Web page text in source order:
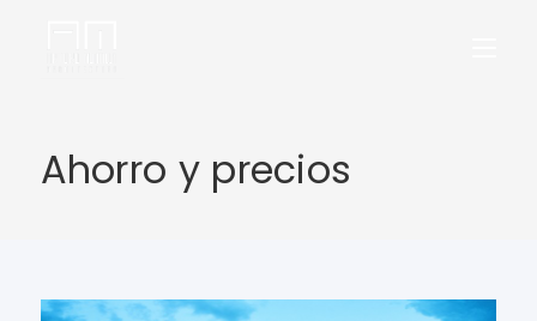
Ahorro y precios